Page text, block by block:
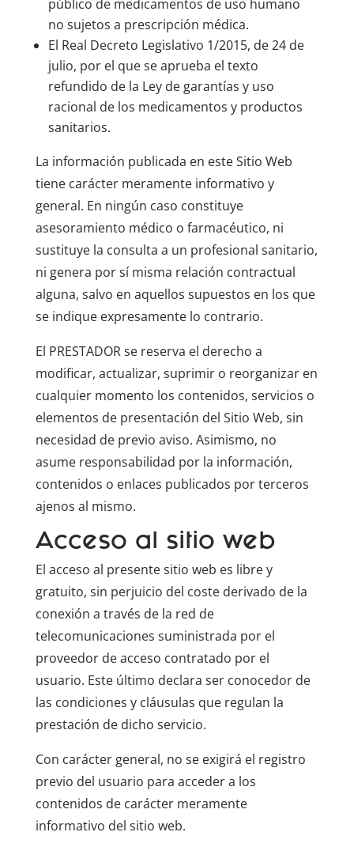
público de medicamentos de uso humano
no sujetos a prescripción médica.
El Real Decreto Legislativo 1/2015, de 24 de
julio, por el que se aprueba el texto
refundido de la Ley de garantías y uso
racional de los medicamentos y productos
sanitarios.
La información publicada en este Sitio Web
tiene carácter meramente informativo y
general. En ningún caso constituye
asesoramiento médico o farmacéutico, ni
sustituye la consulta a un profesional sanitario,
ni genera por sí misma relación contractual
alguna, salvo en aquellos supuestos en los que
se indique expresamente lo contrario.
El PRESTADOR se reserva el derecho a
modificar, actualizar, suprimir o reorganizar en
cualquier momento los contenidos, servicios o
elementos de presentación del Sitio Web, sin
necesidad de previo aviso. Asimismo, no
asume responsabilidad por la información,
contenidos o enlaces publicados por terceros
ajenos al mismo.
Acceso al sitio web
El acceso al presente sitio web es libre y
gratuito, sin perjuicio del coste derivado de la
conexión a través de la red de
telecomunicaciones suministrada por el
proveedor de acceso contratado por el
usuario. Este último declara ser conocedor de
las condiciones y cláusulas que regulan la
prestación de dicho servicio.
Con carácter general, no se exigirá el registro
previo del usuario para acceder a los
contenidos de carácter meramente
informativo del sitio web.